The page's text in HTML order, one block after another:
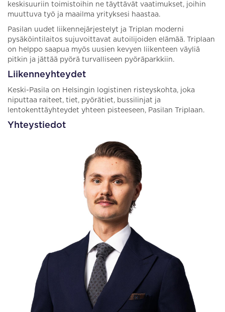
keskisuuriin toimistoihin ne täyttävät vaatimukset, joihin
muuttuva työ ja maailma yrityksesi haastaa.
Pasilan uudet liikennejärjestelyt ja Triplan moderni
pysäköintilaitos sujuvoittavat autoilijoiden elämää. Triplaan
on helppo saapua myös uusien kevyen liikenteen väyliä
pitkin ja jättää pyörä turvalliseen pyöräparkkiin.
Liikenneyhteydet
Keski-Pasila on Helsingin logistinen risteyskohta, joka
niputtaa raiteet, tiet, pyörätiet, bussilinjat ja
lentokenttäyhteydet yhteen pisteeseen, Pasilan Triplaan.
Yhteystiedot